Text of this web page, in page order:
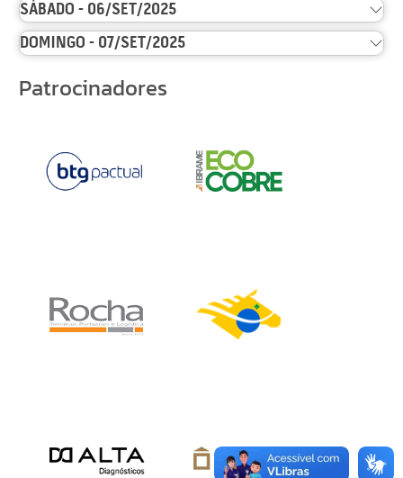
SÁBADO - 06/SET/2025
DOMINGO - 07/SET/2025
Patrocinadores